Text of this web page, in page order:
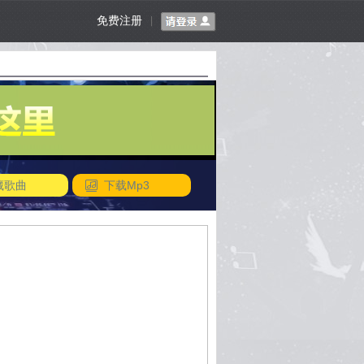
免费注册
下载Mp3
歌曲